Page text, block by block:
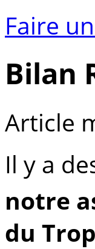
Faire
Bilan
Article
Il y a
notre
du